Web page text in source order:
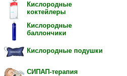
Кислородные
коктейлеры
Кислородные
баллончики
Кислородные подушки
СИПАП-терапия